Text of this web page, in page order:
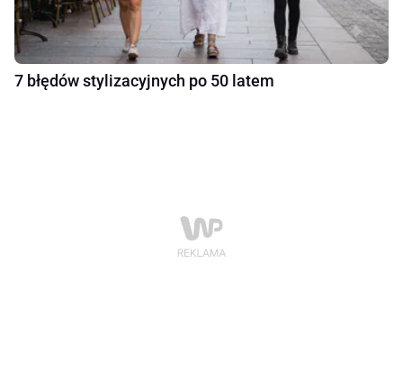
7 błędów stylizacyjnych po 50 latem